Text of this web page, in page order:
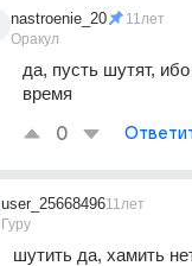
nastroenie_20
Оракул
11лет
да, пусть шутят,
время
0
user_25668496
Гуру
11лет
шутить да, хамить